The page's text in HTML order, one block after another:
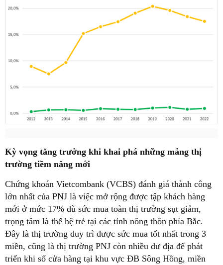
Kỳ vọng tăng trưởng khi khai phá những mảng thị
trường tiềm năng mới
Chứng khoán Vietcombank (VCBS) đánh giá thành công
lớn nhất của PNJ là việc mở rộng được tập khách hàng
mới ở mức 17% dù sức mua toàn thị trường sụt giảm,
trọng tâm là thế hệ trẻ tại các tỉnh nông thôn phía Bắc.
Đây là thị trường duy trì được sức mua tốt nhất trong 3
miền, cũng là thị trường PNJ còn nhiều dư địa để phát
triển khi số cửa hàng tại khu vực ĐB Sông Hồng, miền